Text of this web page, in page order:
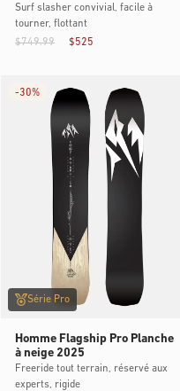
Surf slasher convivial, facile à
tourner, flottant
$525
$749.99
Série Pro
Homme Flagship Pro Planche
à neige 2025
Freeride tout terrain, réservé aux
experts, rigide
-30%